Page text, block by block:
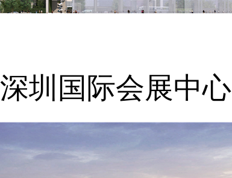
深圳国际会展中心